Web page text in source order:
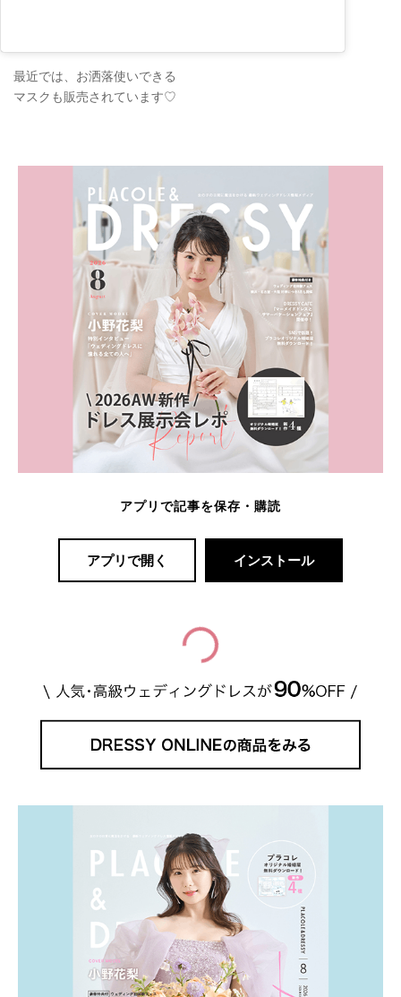
最近では、お洒落使いできる
マスクも販売されています♡
アプリで記事を保存・購読
アプリで開く インストール